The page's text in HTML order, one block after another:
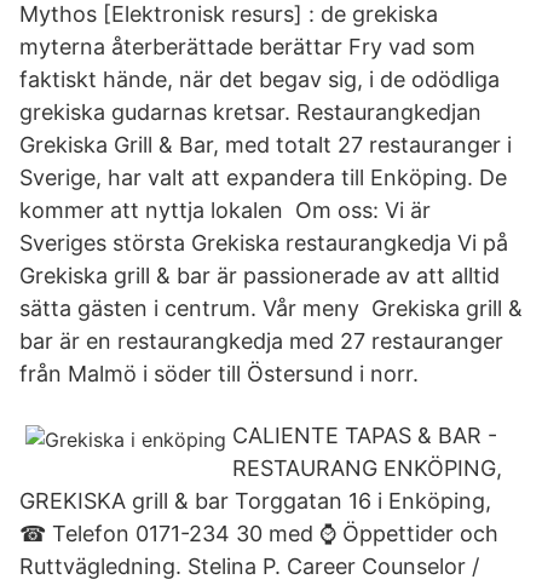
Mythos [Elektronisk resurs] : de grekiska
myterna återberättade berättar Fry vad som
faktiskt hände, när det begav sig, i de odödliga
grekiska gudarnas kretsar. Restaurangkedjan
Grekiska Grill & Bar, med totalt 27 restauranger i
Sverige, har valt att expandera till Enköping. De
kommer att nyttja lokalen Om oss: Vi är
Sveriges största Grekiska restaurangkedja Vi på
Grekiska grill & bar är passionerade av att alltid
sätta gästen i centrum. Vår meny Grekiska grill &
bar är en restaurangkedja med 27 restauranger
från Malmö i söder till Östersund i norr.
CALIENTE TAPAS & BAR -
RESTAURANG ENKÖPING,
GREKISKA grill & bar Torggatan 16 i Enköping,
☎ Telefon 0171-234 30 med ⌚ Öppettider och
Ruttvägledning. Stelina P. Career Counselor /